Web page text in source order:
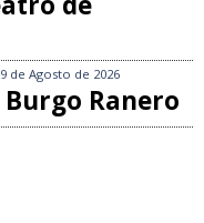
de Agosto de 2026
Ranero